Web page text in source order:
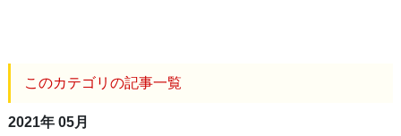
このカテゴリの記事一覧
2021年 05月